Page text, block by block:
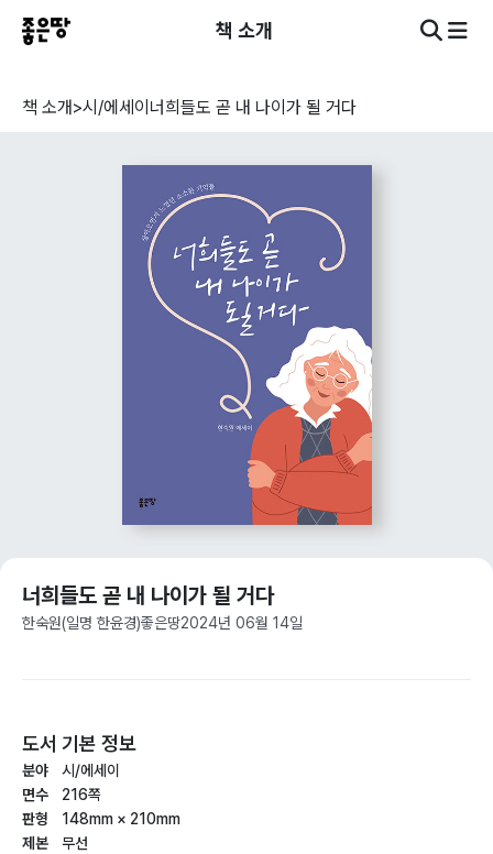
책 소개
책 소개>시/에세이 너희들도 곧 내 나이가 될 거다
너희들도 곧 내 나이가 될 거다
한숙원(일명 한윤경)좋은땅2024년 06월 14일
도서 기본 정보
분야
면수
판형
제본
시/에세이
216쪽
148mm × 210mm
무선